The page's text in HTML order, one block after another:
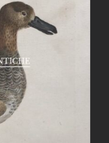
/ DETTAGLI